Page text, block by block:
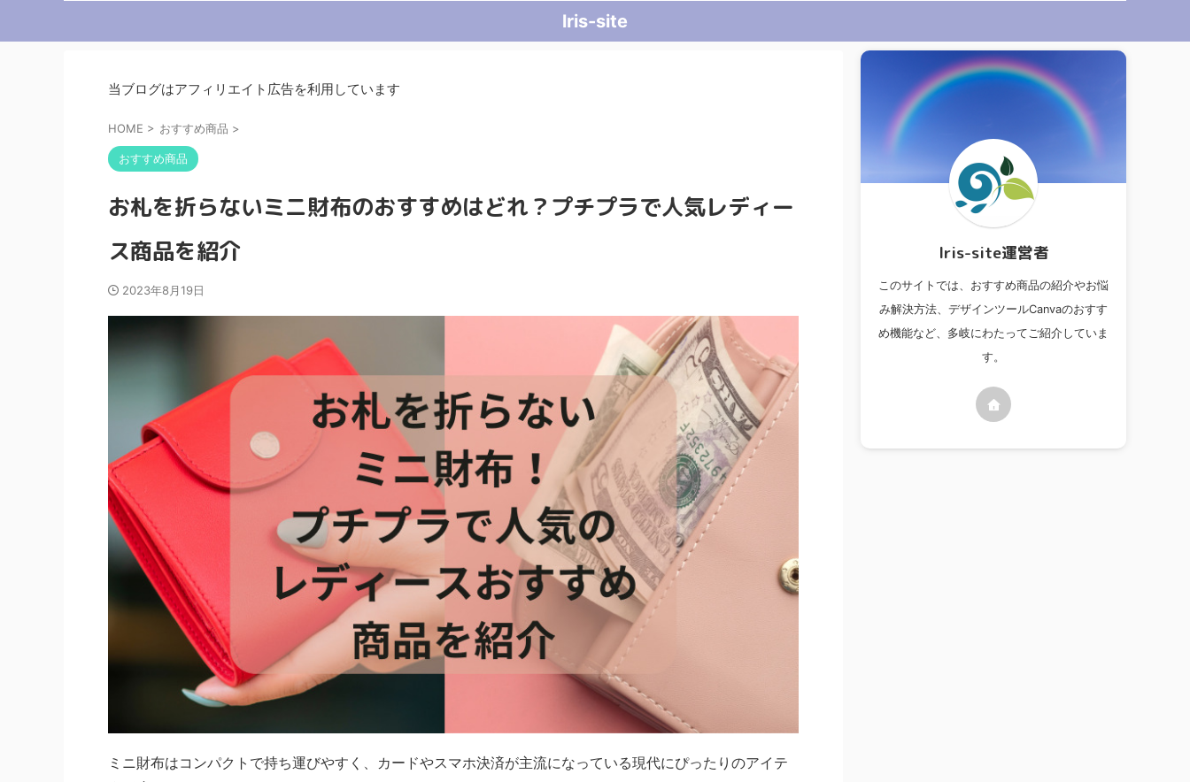
lris-site
当ブログはアフィリエイト広告を利用しています
HOME > おすすめ商品 >
おすすめ商品
お札を折らないミニ財布のおすすめはどれ？プチプラで人気レディー
ス商品を紹介
2023年8月19日
ミニ財布はコンパクトで持ち運びやすく、カードやスマホ決済が主流になっている現代にぴったりのアイテ
lris-site運営者
このサイトでは、おすすめ商品の紹介やお悩
み解決方法、デザインツールCanvaのおすす
め機能など、多岐にわたってご紹介していま
す。